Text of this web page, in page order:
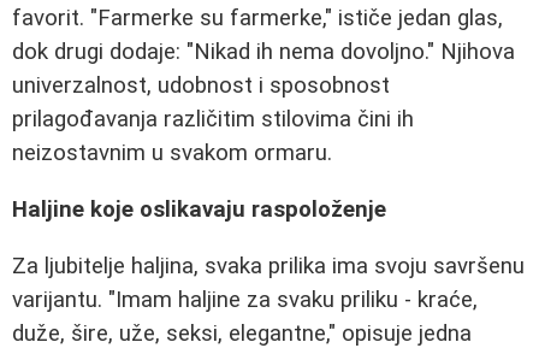
favorit. "Farmerke su farmerke," ističe jedan glas,
dok drugi dodaje: "Nikad ih nema dovoljno." Njihova
univerzalnost, udobnost i sposobnost
prilagođavanja različitim stilovima čini ih
neizostavnim u svakom ormaru.
Haljine koje oslikavaju raspoloženje
Za ljubitelje haljina, svaka prilika ima svoju savršenu
varijantu. "Imam haljine za svaku priliku - kraće,
duže, šire, uže, seksi, elegantne," opisuje jedna